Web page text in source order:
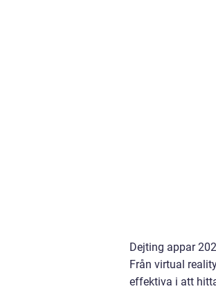
Dejting appar
Från virtual
effektiva i att